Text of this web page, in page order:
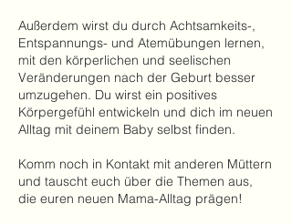
Außerdem wirst du durch Achtsamkeits-,
Entspannungs- und Atemübungen lernen,
mit den körperlichen und seelischen
Veränderungen nach der Geburt besser
umzugehen. Du wirst ein positives
Körpergefühl entwickeln und dich im neuen
Alltag mit deinem Baby selbst finden.
Komm noch in Kontakt mit anderen Müttern
und tauscht euch über die Themen aus,
die euren neuen Mama-Alltag prägen!